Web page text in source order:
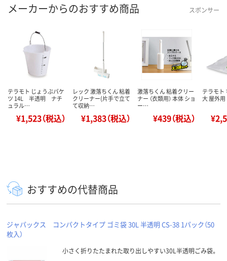
メーカーからのおすすめ商品 スポンサー
テラモト じょうぶバケ
ツ 14L 半透明 ナチ
ュラル…
¥1,523（税込）
レック 激落ちくん 粘着
クリーナー(片手で立て
て収納…
¥1,383（税込）
激落ちくん 粘着クリー
ナー （衣類用） 本体 ショ
ー…
¥439（税込）
テラモト
大 屋外
おすすめの代替商品
ジャパックス コンパクトタイプ ゴミ袋 30L 半透明 CS-38 1パック（50
枚入）
小さく折りたたまれた取り出しやすい30L半透明ごみ袋。